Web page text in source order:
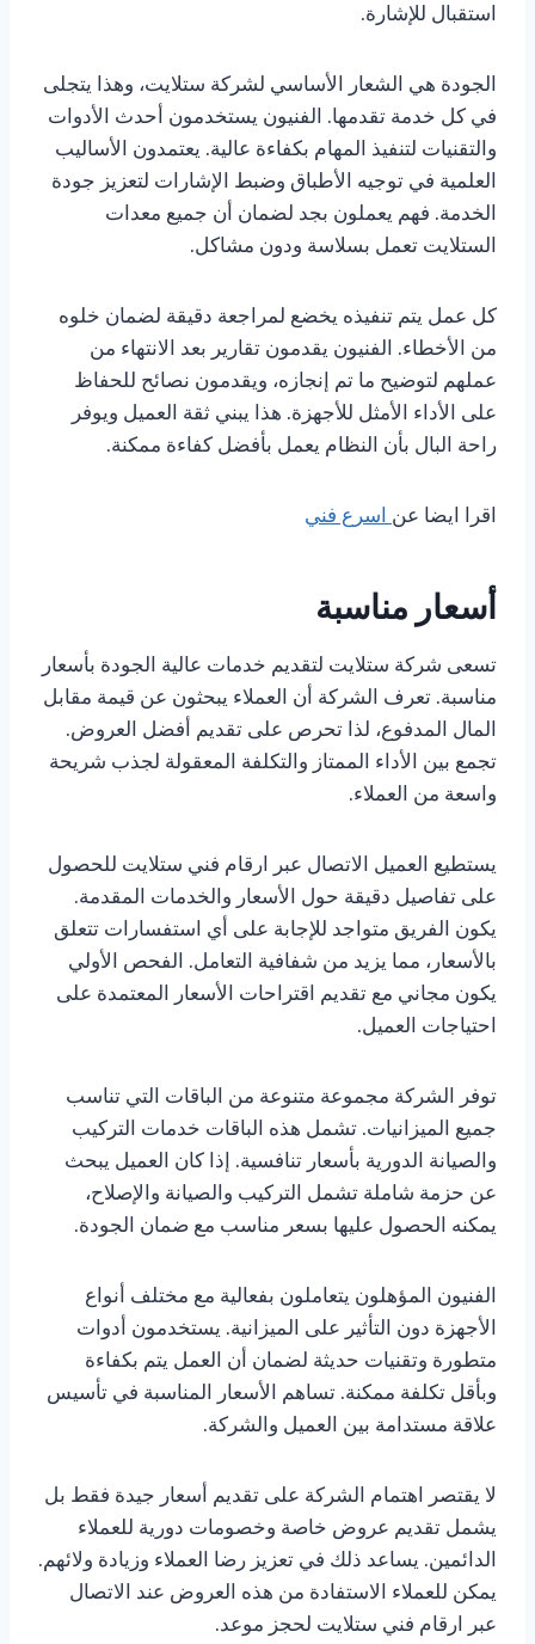
استقبال للإشارة.
الجودة هي الشعار الأساسي لشركة ستلايت، وهذا يتجلى
في كل خدمة تقدمها. الفنيون يستخدمون أحدث الأدوات
والتقنيات لتنفيذ المهام بكفاءة عالية. يعتمدون الأساليب
العلمية في توجيه الأطباق وضبط الإشارات لتعزيز جودة
الخدمة. فهم يعملون بجد لضمان أن جميع معدات
الستلايت تعمل بسلاسة ودون مشاكل.
كل عمل يتم تنفيذه يخضع لمراجعة دقيقة لضمان خلوه
من الأخطاء. الفنيون يقدمون تقارير بعد الانتهاء من
عملهم لتوضيح ما تم إنجازه، ويقدمون نصائح للحفاظ
على الأداء الأمثل للأجهزة. هذا يبني ثقة العميل ويوفر
راحة البال بأن النظام يعمل بأفضل كفاءة ممكنة.
اقرا ايضا عناسرع فني
أسعار مناسبة
تسعى شركة ستلايت لتقديم خدمات عالية الجودة بأسعار
مناسبة. تعرف الشركة أن العملاء يبحثون عن قيمة مقابل
المال المدفوع، لذا تحرص على تقديم أفضل العروض.
تجمع بين الأداء الممتاز والتكلفة المعقولة لجذب شريحة
واسعة من العملاء.
يستطيع العميل الاتصال عبر ارقام فني ستلايت للحصول
على تفاصيل دقيقة حول الأسعار والخدمات المقدمة.
يكون الفريق متواجد للإجابة على أي استفسارات تتعلق
بالأسعار، مما يزيد من شفافية التعامل. الفحص الأولي
يكون مجاني مع تقديم اقتراحات الأسعار المعتمدة على
احتياجات العميل.
توفر الشركة مجموعة متنوعة من الباقات التي تناسب
جميع الميزانيات. تشمل هذه الباقات خدمات التركيب
والصيانة الدورية بأسعار تنافسية. إذا كان العميل يبحث
عن حزمة شاملة تشمل التركيب والصيانة والإصلاح،
يمكنه الحصول عليها بسعر مناسب مع ضمان الجودة.
الفنيون المؤهلون يتعاملون بفعالية مع مختلف أنواع
الأجهزة دون التأثير على الميزانية. يستخدمون أدوات
متطورة وتقنيات حديثة لضمان أن العمل يتم بكفاءة
وبأقل تكلفة ممكنة. تساهم الأسعار المناسبة في تأسيس
علاقة مستدامة بين العميل والشركة.
لا يقتصر اهتمام الشركة على تقديم أسعار جيدة فقط بل
يشمل تقديم عروض خاصة وخصومات دورية للعملاء
الدائمين. يساعد ذلك في تعزيز رضا العملاء وزيادة ولائهم.
يمكن للعملاء الاستفادة من هذه العروض عند الاتصال
عبر ارقام فني ستلايت لحجز موعد.